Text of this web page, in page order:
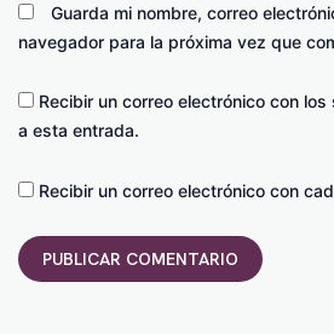
Guarda mi nombre, correo
navegador para la próxima vez que
Recibir un correo electrónico con
a esta entrada.
Recibir un correo electrónico con